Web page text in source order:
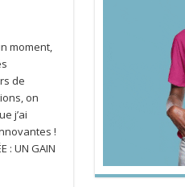
moment,
de
on
j’ai
!
: UN GAIN